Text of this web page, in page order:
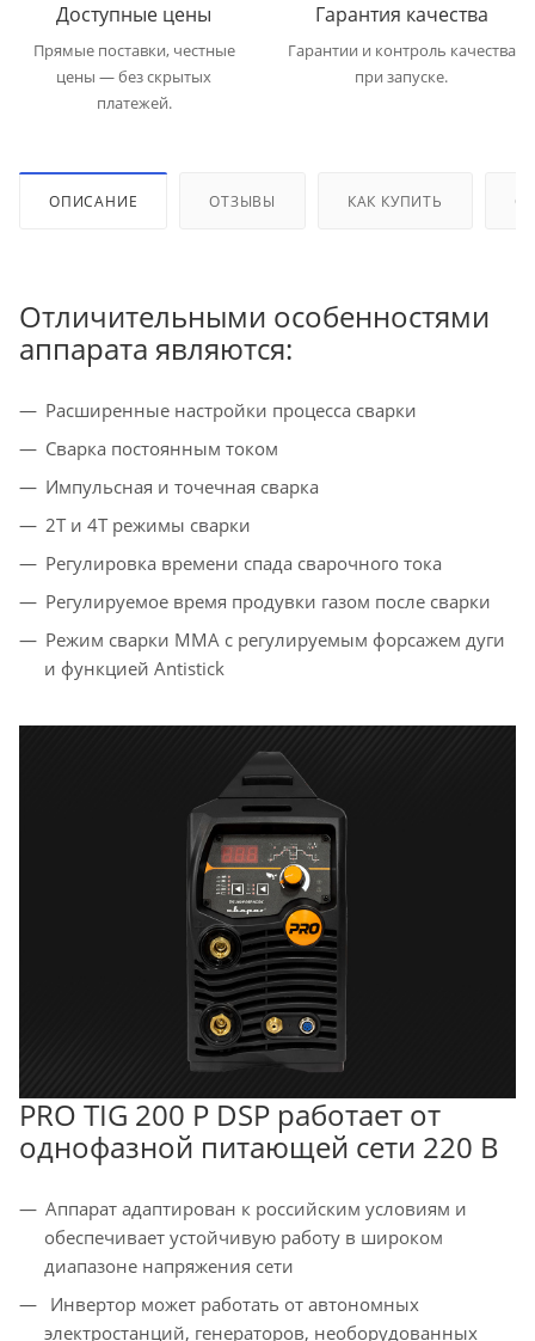
Доступные цены
Прямые поставки, честные
цены — без скрытых
платежей.
Гарантия качества
Гарантии и контроль качества
при запуске.
ОПИСАНИЕ ОТЗЫВЫ КАК КУПИТЬ
Отличительными особенностями
аппарата являются:
Расширенные настройки процесса сварки
Сварка постоянным током
Импульсная и точечная сварка
2Т и 4Т режимы сварки
Регулировка времени спада сварочного тока
Регулируемое время продувки газом после сварки
Режим сварки ММА с регулируемым форсажем дуги
и функцией Antistick
PRO TIG 200 P DSP работает от
однофазной питающей сети 220 В
Аппарат адаптирован к российским условиям и
обеспечивает устойчивую работу в широком
диапазоне напряжения сети
Инвертор может работать от автономных
электростанций, генераторов, необорудованных